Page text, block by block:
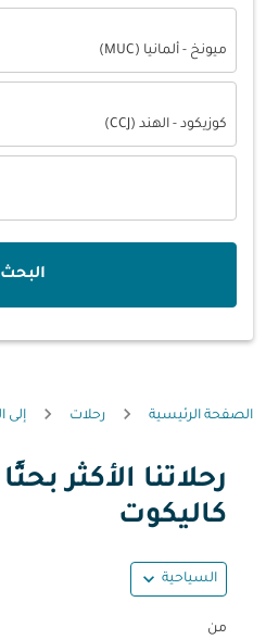
ميونخ - ألمانيا (MUC)
كوزيكود - الهند (CCJ)
البحث
الصفحة الرئيسية رحلات إلى
رحلاتنا الأكثر
كاليكوت
السياحية expand_more
من
حاول تحديث الرحلة (مغادرة و/